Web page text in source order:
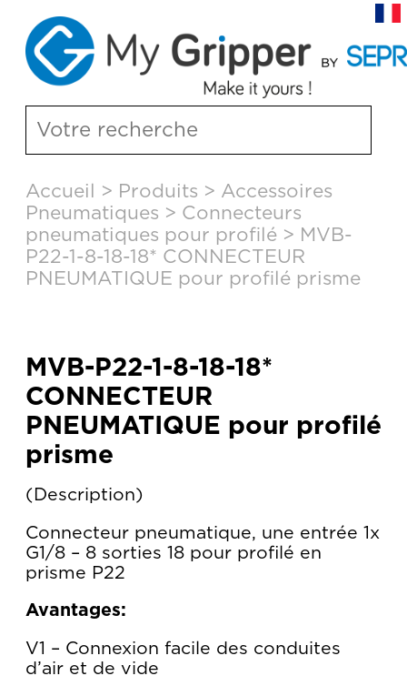
contenu
principal
Accueil > Produits > Accessoires
Pneumatiques > Connecteurs
pneumatiques pour profilé > MVB-
P22-1-8-18-18* CONNECTEUR
PNEUMATIQUE pour profilé prisme
MVB-P22-1-8-18-18*
CONNECTEUR
PNEUMATIQUE pour profilé
prisme
Description
Connecteur pneumatique, une entrée 1x
G1/8 – 8 sorties 18 pour profilé en
prisme P22
Avantages:
V1 – Connexion facile des conduites
d’air et de vide